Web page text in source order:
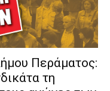
Περάματος:
τη